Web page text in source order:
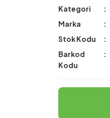
Kategori
Marka
Stok Kodu
Barkod
Kodu